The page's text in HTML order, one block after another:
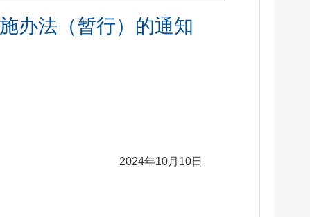
办法（暂行）的通知
2024年10月10日